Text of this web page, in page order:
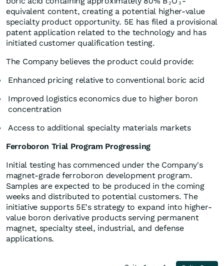
2 3
equivalent content, creating a potential higher-value
specialty product opportunity. 5E has filed a provisional
patent application related to the technology and has
initiated customer qualification testing.
The Company believes the product could provide:
Enhanced pricing relative to conventional boric acid
Improved logistics economics due to higher boron
concentration
Access to additional specialty materials markets
Ferroboron Trial Program Progressing
Initial testing has commenced under the Company's
magnet-grade ferroboron development program.
Samples are expected to be produced in the coming
weeks and distributed to potential customers. The
initiative supports 5E's strategy to expand into higher-
value boron derivative products serving permanent
magnet, specialty steel, industrial, and defense
applications.